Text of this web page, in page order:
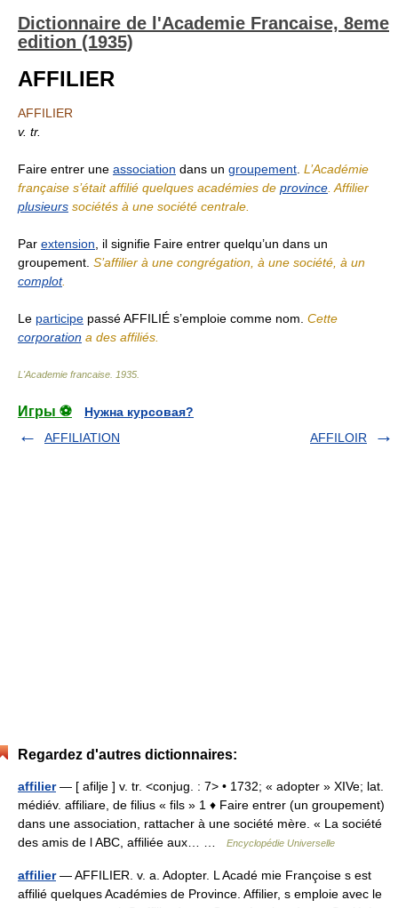
Dictionnaire de l'Academie Francaise, 8eme
edition (1935)
AFFILIER
AFFILIER
v. tr.
Faire entrer une association dans un groupement L’Académie
française s’était affilié quelques académies de province . Affilier
plusieurs sociétés à une société centrale.
Par extension , il signifie Faire entrer quelqu’un dans un
groupement. S’affilier à une congrégation, à une société, à un
complot.
Le participe passé AFFILIÉ s’emploie comme nom. Cette
corporation a des affiliés.
L'Academie francaise 1935
Игры ⚽
Нужна курсовая?
AFFILIATION
AFFILOIR
Regardez d'autres dictionnaires:
affilier— [ afilje ] v. tr. <conjug. : 7> • 1732; « adopter » XIVe; lat.
médiév. affiliare, de filius « fils » 1 ♦ Faire entrer (un groupement)
dans une association, rattacher à une société mère. « La société
des amis de l ABC, affiliée aux… …
Encyclopédie Universelle
affilier— AFFILIER. v. a. Adopter. L Acadé mie Françoise s est
affilié quelques Académies de Province. Affilier, s emploie avec le